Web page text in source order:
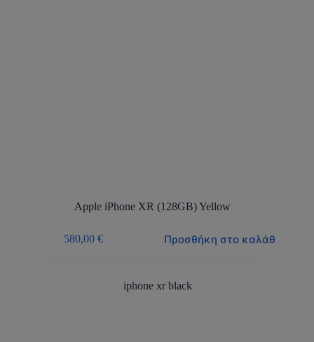
Apple iPhone XR (128GB) Yellow
580,00 € Προσθήκη στο καλάθι